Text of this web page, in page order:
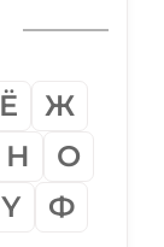
Ё
Ж
Н
О
Ү Ф